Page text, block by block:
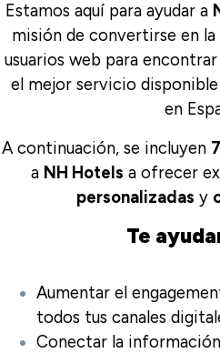
Estamos aquí para ayudar a
misión de convertirse en
usuarios web para
el mejor servicio
en
A continuación, se incluyen
a NH Hotels a ofrecer
personalizadas y
Te
Aumentar el
todos tus canales
Conectar la